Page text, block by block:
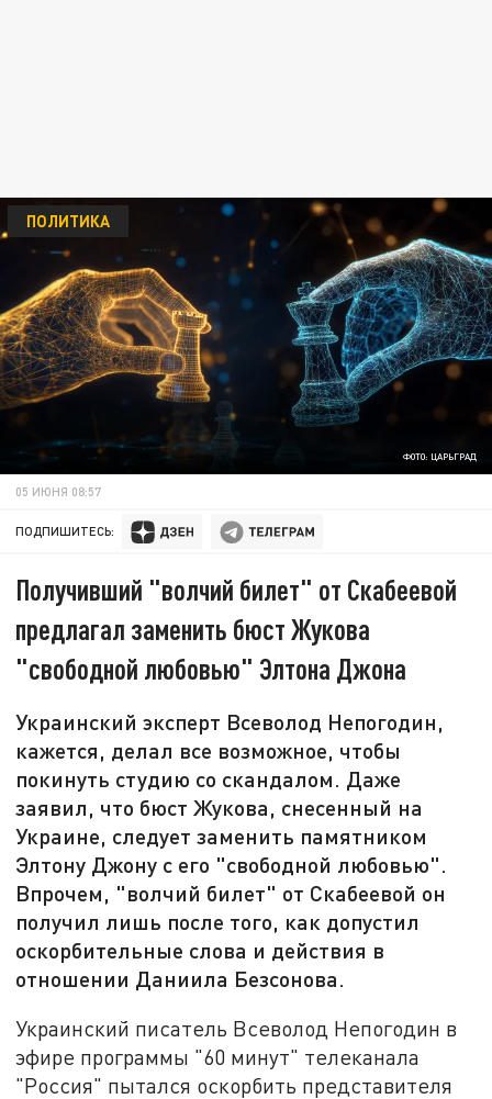
ФОТО: ЦАРЬГРАД
ПОЛИТИКА
05 ИЮНЯ 08:57
ПОДПИШИТЕСЬ:
Получивший "волчий билет" от Скабеевой
предлагал заменить бюст Жукова
"свободной любовью" Элтона Джона
Украинский эксперт Всеволод Непогодин,
кажется, делал все возможное, чтобы
покинуть студию со скандалом. Даже
заявил, что бюст Жукова, снесенный на
Украине, следует заменить памятником
Элтону Джону с его "свободной любовью".
Впрочем, "волчий билет" от Скабеевой он
получил лишь после того, как допустил
оскорбительные слова и действия в
отношении Даниила Безсонова.
Украинский писатель Всеволод Непогодин в
эфире программы "60 минут" телеканала
"Россия" пытался оскорбить представителя